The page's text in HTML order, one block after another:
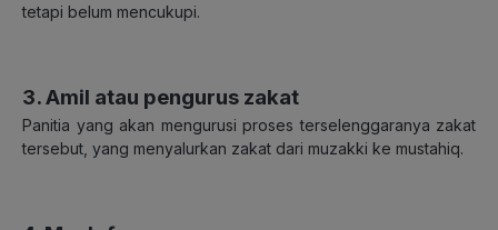
tetapi belum mencukupi.
3. Amil atau pengurus zakat
Panitia yang akan mengurusi proses terselenggaranya zakat
tersebut, yang menyalurkan zakat dari muzakki ke mustahiq.